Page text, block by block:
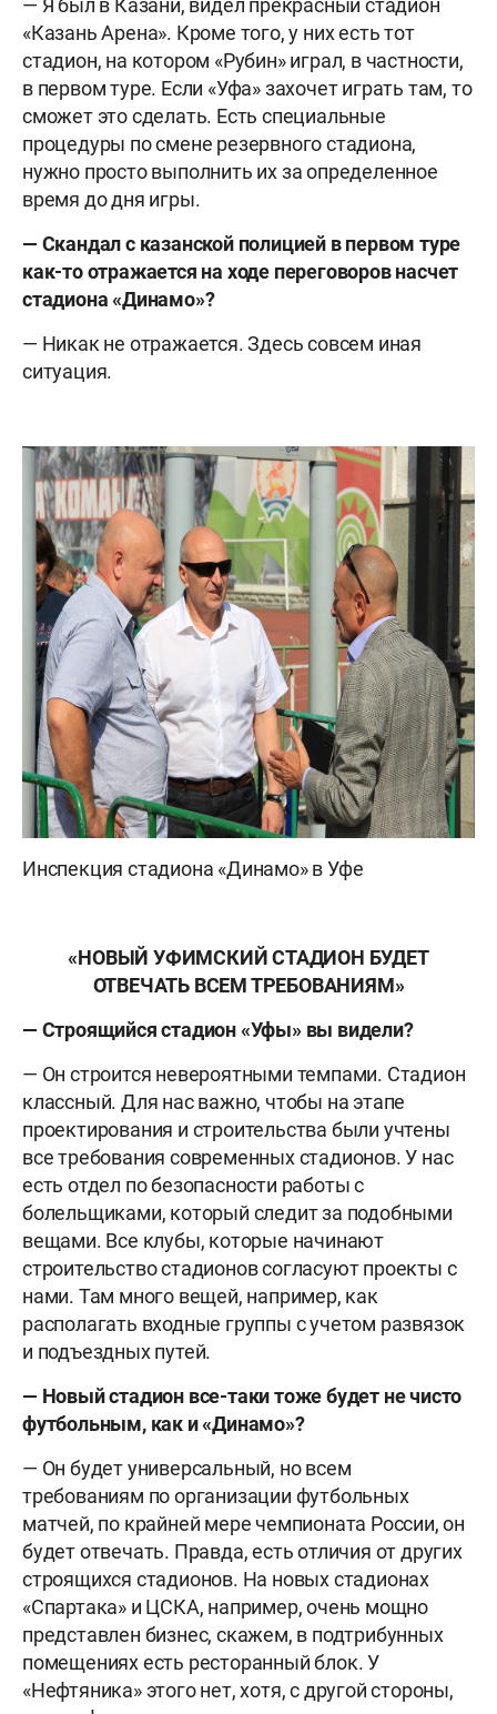
— Я был в Казани, видел прекрасный стадион
«Казань Арена». Кроме того, у них есть тот
стадион, на котором «Рубин» играл, в частности,
в первом туре. Если «Уфа» захочет играть там, то
сможет это сделать. Есть специальные
процедуры по смене резервного стадиона,
нужно просто выполнить их за определенное
время до дня игры.
— Скандал с казанской полицией в первом туре
как-то отражается на ходе переговоров насчет
стадиона «Динамо»?
— Никак не отражается. Здесь совсем иная
ситуация.
Инспекция стадиона «Динамо» в Уфе
«НОВЫЙ УФИМСКИЙ СТАДИОН БУДЕТ
ОТВЕЧАТЬ ВСЕМ ТРЕБОВАНИЯМ»
— Строящийся стадион «Уфы» вы видели?
— Он строится невероятными темпами. Стадион
классный. Для нас важно, чтобы на этапе
проектирования и строительства были учтены
все требования современных стадионов. У нас
есть отдел по безопасности работы с
болельщиками, который следит за подобными
вещами. Все клубы, которые начинают
строительство стадионов согласуют проекты с
нами. Там много вещей, например, как
располагать входные группы с учетом развязок
и подъездных путей.
— Новый стадион все-таки тоже будет не чисто
футбольным, как и «Динамо»?
— Он будет универсальный, но всем
требованиям по организации футбольных
матчей, по крайней мере чемпионата России, он
будет отвечать. Правда, есть отличия от других
строящихся стадионов. На новых стадионах
«Спартака» и ЦСКА, например, очень мощно
представлен бизнес, скажем, в подтрибунных
помещениях есть ресторанный блок. У
«Нефтяника» этого нет, хотя, с другой стороны,